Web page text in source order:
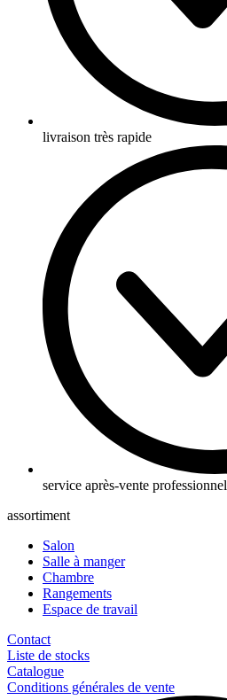
livraison très rapide
service après-vente professionnel
assortiment
Salon
Salle à manger
Chambre
Rangements
Espace de travail
Contact
Liste de stocks
Catalogue
Conditions générales de vente